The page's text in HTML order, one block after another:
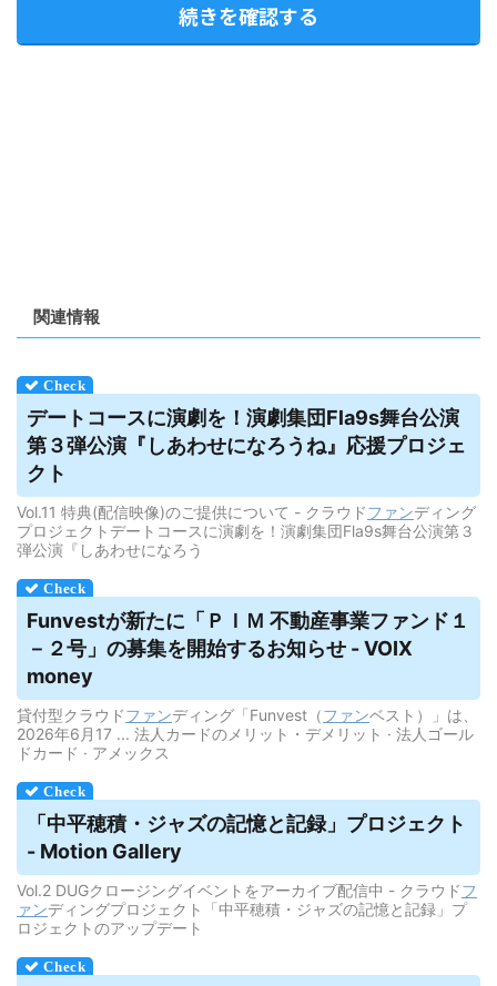
続きを確認する
関連情報
デートコースに演劇を！演劇集団Fla9s舞台公演
第３弾公演『しあわせになろうね』応援プロジェ
クト
Vol.11 特典(配信映像)のご提供について - クラウドファンディング
プロジェクトデートコースに演劇を！演劇集団Fla9s舞台公演第３
弾公演『しあわせになろう
Funvestが新たに「ＰＩＭ 不動産事業ファンド１
－２号」の募集を開始するお知らせ - VOIX
money
貸付型クラウドファンディング「Funvest（ファンベスト）」は、
2026年6月17 ... 法人カードのメリット・デメリット · 法人ゴール
ドカード · アメックス
「中平穂積・ジャズの記憶と記録」プロジェクト
- Motion Gallery
Vol.2 DUGクロージングイベントをアーカイブ配信中 - クラウドフ
ァンディングプロジェクト「中平穂積・ジャズの記憶と記録」プ
ロジェクトのアップデート